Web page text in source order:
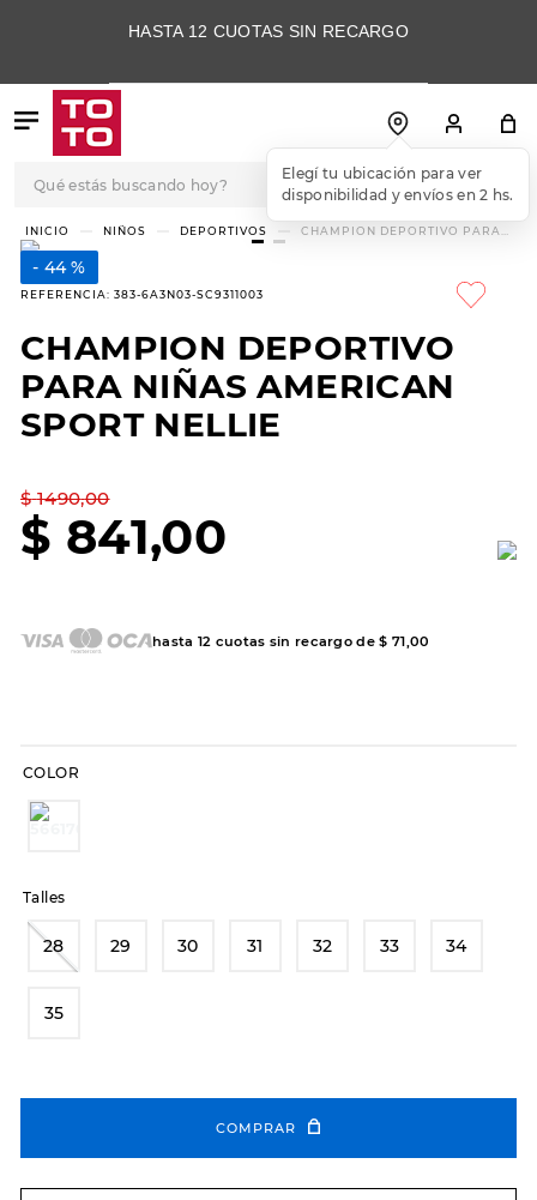
HASTA 12 CUOTAS SIN RECARGO
Elegí tu ubicación para ver
disponibilidad y envíos en 2 hs.
NIÑOS DEPORTIVOS
CHAMPION DEPORTIVO PARA
44 %
REFERENCIA: 383-6A3N03-SC9311003
CHAMPION DEPORTIVO
PARA NIÑAS AMERICAN
SPORT NELLIE
$ 1490,00
$ 841,00
hasta 12 cuotas sin recargo de$ 71 00
COLOR
Talles
28 29 30 31 32 33 34
35
COMPRAR
TÉRMINOS MÁS
BUSCADOS
3.
skechers slip-ins
4